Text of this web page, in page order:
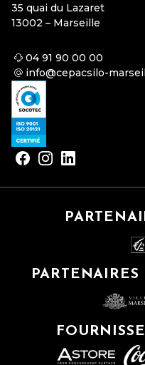
35 quai du Lazaret
13002 – Marseille
04 91 90 00 00
info@cepacsilo-